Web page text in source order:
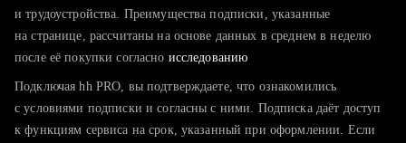
тратите много времени на поиск и вручную поднимаете
хотите сравнить себя с конкурентами и оценить шансы
и трудоустройства. Преимущества подписки, указанные
на странице, рассчитаны на основе данных в среднем в неделю
после её покупки согласно исследованию
Подключая hh PRO, вы подтверждаете, что ознакомились
с условиями подписки и согласны с ними. Подписка даёт доступ
к функциям сервиса на срок, указанный при оформлении. Если